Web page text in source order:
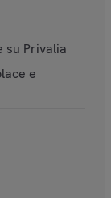
su Privalia
e